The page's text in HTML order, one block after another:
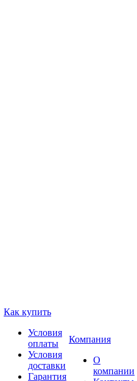
Как купить
Условия
оплаты
Условия
доставки
Гарантия
Компания
О
компании